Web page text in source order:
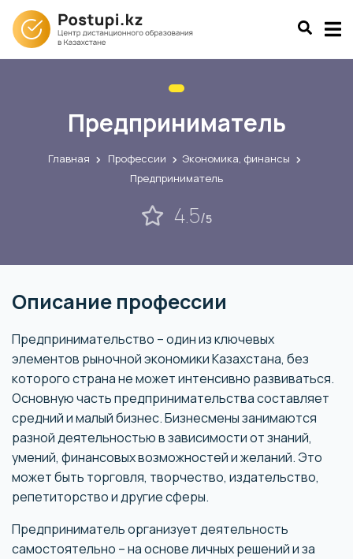
Предприниматель
Главная Профессии
Экономика, финансы
Предприниматель
4.5/5
Описание профессии
Предпринимательство – один из ключевых
элементов рыночной экономики Казахстана, без
которого страна не может интенсивно развиваться.
Основную часть предпринимательства составляет
средний и малый бизнес. Бизнесмены занимаются
разной деятельностью в зависимости от знаний,
умений, финансовых возможностей и желаний. Это
может быть торговля, творчество, издательство,
репетиторство и другие сферы.
Предприниматель организует деятельность
самостоятельно – на основе личных решений и за